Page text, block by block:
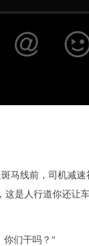
马线前，司机减速
这是人行道你还让
你们干吗？”